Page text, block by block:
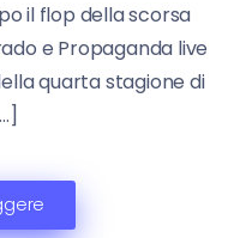
il flop della scorsa
e Propaganda live
quarta stagione di